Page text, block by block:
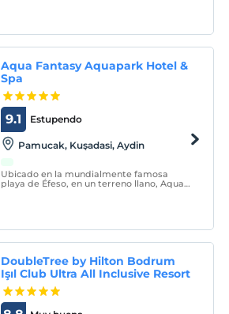
Aqua Fantasy Aquapark Hotel &
Spa
Estupendo
9.1
Pamucak, Kuşadasi, Aydin
Ubicado en la mundialmente famosa
playa de Éfeso, en un terreno llano, Aqua
DoubleTree by Hilton Bodrum
Işıl Club Ultra All Inclusive Resort